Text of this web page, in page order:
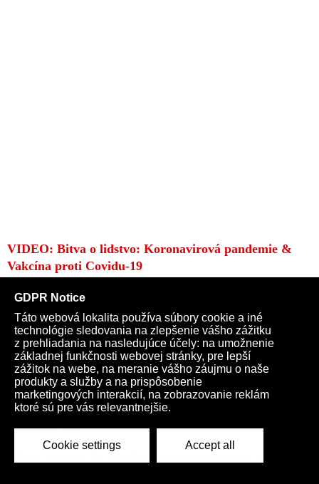
VIDEO: Bitva o lidstvo: Koronavirová pandemie &
Vakcína proti Covidu-19
Zastavte to šialenstvo! Ako lekár konajúci podľa
Hippokratovej prísahy v prospech pacienta, nemôžem
v žiadnom prípade súhlasiť s plošným testovaním,
ako nám ho prezentuje vláda
VIDEO: Čaputová je naďalej za dobrovoľné
testovanie na Covid-19. Prezidentka upozorňuje, že
dobrovoľnosť pod hrozbou sankcií nie je
dobrovoľnosť